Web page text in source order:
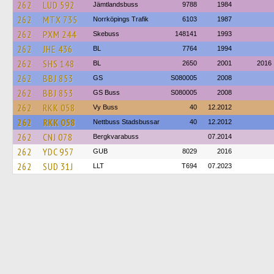
262 LUD 592 Jämtlandsbuss 9788 1984
262 MTX 735 Norrköpings Trafik 6103 1987
262 PXM 244 Skebuss 148141 1993
262 JHE 436 BL 7764 1994
262 SHS 148 BL 2650 2001 2016
262 BBJ 853 GS S080005 2008
262 BBJ 853 GS Buss S080005 2008
262 RKK 058 Vy Buss 40 12.2012
262 RKK 058 Nettbuss Stadsbussar 40 12.2012
262 CNJ 078 Bergkvarabuss 07.2014
262 YDC 957 GUB 8029 2016
262 SUD 31J LLT T694 07.2023